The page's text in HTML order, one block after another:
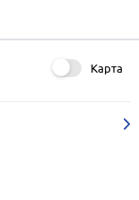
Карта